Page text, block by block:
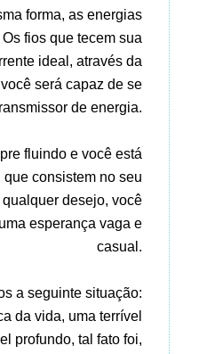
forma, as energias
fios que tecem sua
ideal, através da
será capaz de se
de energia.
fluindo e você está
consistem no seu
desejo, você
esperança vaga e
casual.
a seguinte situação:
da vida, uma terrível
profundo, tal fato foi,